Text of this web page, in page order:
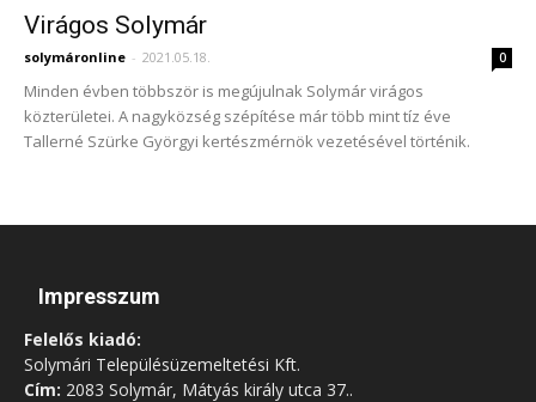
Virágos Solymár
solymáronline - 2021.05.18. 0
Minden évben többször is megújulnak Solymár virágos
közterületei. A nagyközség szépítése már több mint tíz éve
Tallerné Szürke Györgyi kertészmérnök vezetésével történik.
Impresszum
Felelős kiadó:
Solymári Településüzemeltetési Kft.
Cím: 2083 Solymár, Mátyás király utca 37..